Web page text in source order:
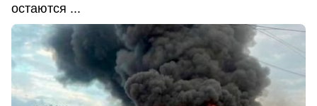
остаются ...